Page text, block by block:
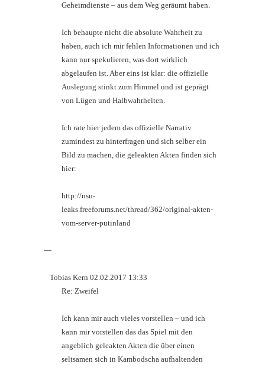
Geheimdienste – aus dem Weg geräumt haben.
Ich behaupte nicht die absolute Wahrheit zu
haben, auch ich mir fehlen Informationen und ich
kann nur spekulieren, was dort wirklich
abgelaufen ist. Aber eins ist klar: die offizielle
Auslegung stinkt zum Himmel und ist geprägt
von Lügen und Halbwahrheiten.
Ich rate hier jedem das offizielle Narrativ
zumindest zu hinterfragen und sich selber ein
Bild zu machen, die geleakten Akten finden sich
hier:
http://nsu-
leaks.freeforums.net/thread/362/original-akten-
vom-server-putinland
—
Tobias Kern 02.02.2017 13:33
Re: Zweifel
Ich kann mir auch vieles vorstellen – und ich
kann mir vorstellen das das Spiel mit den
angeblich geleakten Akten die über einen
seltsamen sich in Kambodscha aufhaltenden